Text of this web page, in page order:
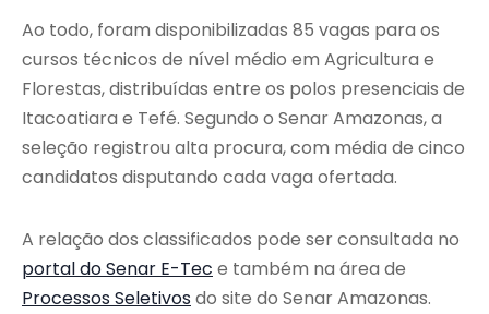
Ao todo, foram disponibilizadas 85 vagas para os
cursos técnicos de nível médio em Agricultura e
Florestas, distribuídas entre os polos presenciais de
Itacoatiara e Tefé. Segundo o Senar Amazonas, a
seleção registrou alta procura, com média de cinco
candidatos disputando cada vaga ofertada.
A relação dos classificados pode ser consultada no
portal do Senar E-Tec e também na área de
Processos Seletivosdo site do Senar Amazonas.